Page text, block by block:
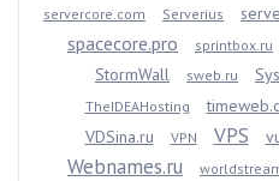
servercore.com
Serverius
spacecore.pro sprintbox.ru
StormWall
sweb.ru
TheIDEAHosting
VDSina.ru VPN VPS
Webnames.ru